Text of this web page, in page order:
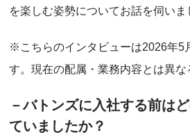
を楽しむ姿勢についてお話を伺いま
※こちらのインタビューは2026年5
す。現在の配属・業務内容とは異な
－バトンズに入社する前は
ていましたか？